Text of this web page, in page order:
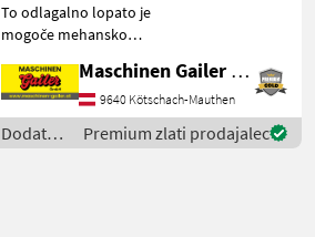
To odlagalno lopato je
mogoče mehansko
178 cm - globina 78 cm -
višina 59 cm - s
tritočkovnim priklopom
(brez sornika spodnjega
Maschinen Gailer GmbH
9640 Kötschach-Mauthen
Dodatna
oprema
Premium zlati prodajalec